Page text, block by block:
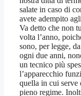
salate in caso di
avete adempito
Va detto che non
volta l’anno,
sono, per legge,
ogni due anni,
un tecnico più
l’apparecchio
quella in cui serve
pieno regime.